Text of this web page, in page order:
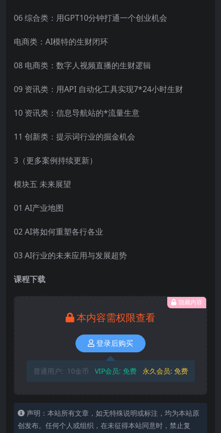
06 综合类：用GPT10分钟打通一个创业机会
电商类：AI模特的生财闭环
08 电商类：数字人视频直播的生财逻辑
09 资讯类：用API 自动化工具实现7*24小时生财
10 资讯类：信息导航站的*流量生意
11 创新类：提示词行业的掘金机会
3（更多案例持续更新）
模块五 未来展望
01 AI产业地图
02 AI将如何重塑各行各业
03 AI行业的未来应用与发展超势
课程下载
隐藏内容
本内容需权限查看
登录后购买
普通用户: 10金币 VIP会员: 免费 永久会员: 免费
声明：本站所有文章，如无特殊说明或标注，均为本站原
创发布。任何个人或组织，在未征得本站同意时，禁止复